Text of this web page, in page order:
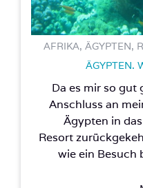
AFRIKA, ÄGYPTEN,
ÄGYPTEN.
Da es mir so gut
Anschluss an
Ägypten in
Resort
wie ein Besuch